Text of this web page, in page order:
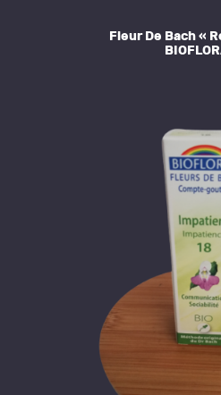
Fleur De Bach «